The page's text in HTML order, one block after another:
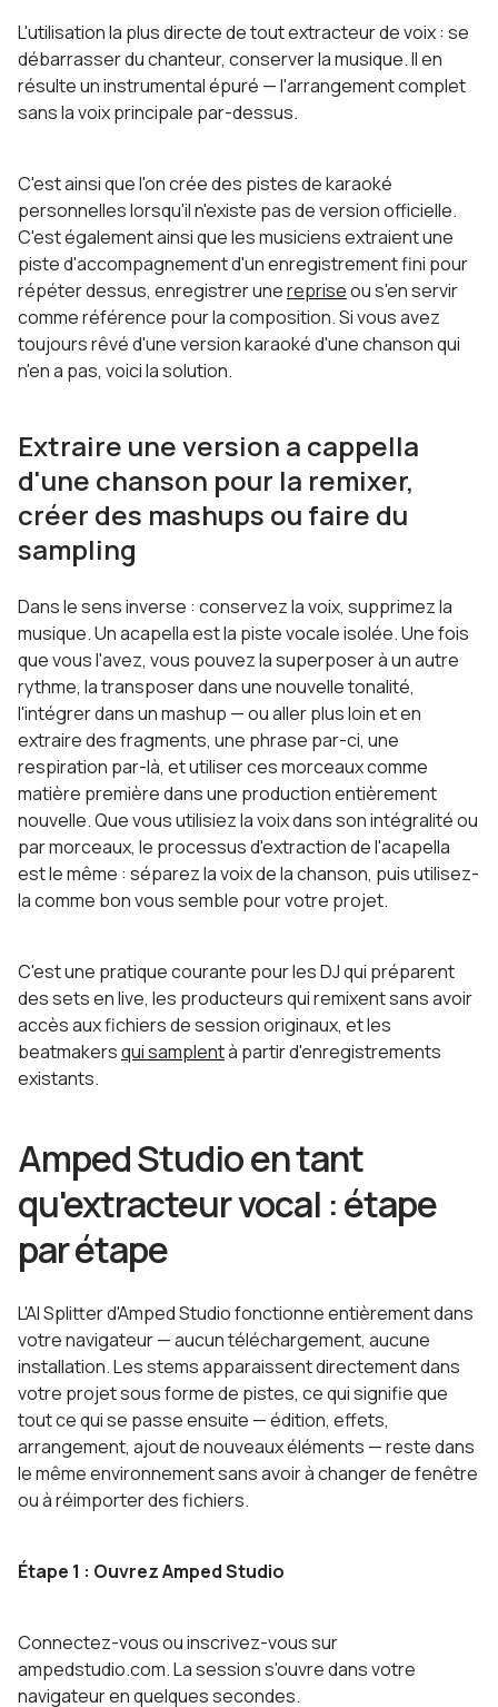
L'utilisation la plus directe de tout extracteur de voix : se
débarrasser du chanteur, conserver la musique. Il en
résulte un instrumental épuré — l'arrangement complet
sans la voix principale par-dessus.
C'est ainsi que l'on crée des pistes de karaoké
personnelles lorsqu'il n'existe pas de version officielle.
C'est également ainsi que les musiciens extraient une
piste d'accompagnement d'un enregistrement fini pour
répéter dessus, enregistrer unerepriseou s'en servir
comme référence pour la composition. Si vous avez
toujours rêvé d'une version karaoké d'une chanson qui
n'en a pas, voici la solution.
Extraire une version a cappella
d'une chanson pour la remixer,
créer des mashups ou faire du
sampling
Dans le sens inverse : conservez la voix, supprimez la
musique. Un acapella est la piste vocale isolée. Une fois
que vous l'avez, vous pouvez la superposer à un autre
rythme, la transposer dans une nouvelle tonalité,
l'intégrer dans un mashup — ou aller plus loin et en
extraire des fragments, une phrase par-ci, une
respiration par-là, et utiliser ces morceaux comme
matière première dans une production entièrement
nouvelle. Que vous utilisiez la voix dans son intégralité ou
par morceaux, le processus d'extraction de l'acapella
est le même : séparez la voix de la chanson, puis utilisez-
la comme bon vous semble pour votre projet.
C'est une pratique courante pour les DJ qui préparent
des sets en live, les producteurs qui remixent sans avoir
accès aux fichiers de session originaux, et les
beatmakersqui samplentà partir d'enregistrements
existants.
Amped Studio en tant
qu'extracteur vocal : étape
par étape
L'AI Splitter d'Amped Studio fonctionne entièrement dans
votre navigateur — aucun téléchargement, aucune
installation. Les stems apparaissent directement dans
votre projet sous forme de pistes, ce qui signifie que
tout ce qui se passe ensuite — édition, effets,
arrangement, ajout de nouveaux éléments — reste dans
le même environnement sans avoir à changer de fenêtre
ou à réimporter des fichiers.
Étape 1 : Ouvrez Amped Studio
Connectez-vous ou inscrivez-vous sur
ampedstudio.com. La session s'ouvre dans votre
navigateur en quelques secondes.